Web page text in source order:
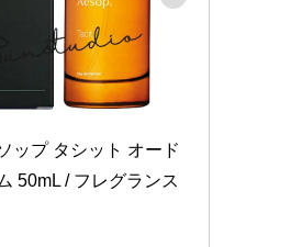
ップ タシット オード
50mL / フレグランス